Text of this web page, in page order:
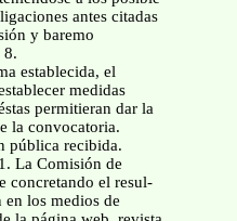
antes citadas
y baremo
8.
establecida, el
medidas
permitieran dar la
la convocatoria.
pública recibida.
La Comisión de
concretando el resul-
los medios de